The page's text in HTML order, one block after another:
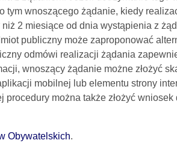
tym wnoszącego żądanie, kiedy
niż 2 miesiące od dnia wystąpienia z
publiczny może zaproponować
odmówi realizacji żądania
wnoszący żądanie możne złożyć
mobilnej lub elementu strony
można także złożyć
Obywatelskich.